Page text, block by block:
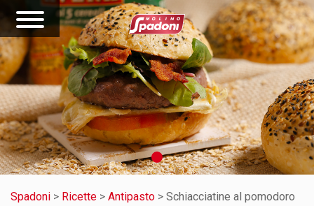
Spadoni > Ricette > Antipasto > Schiacciatine al pomodoro